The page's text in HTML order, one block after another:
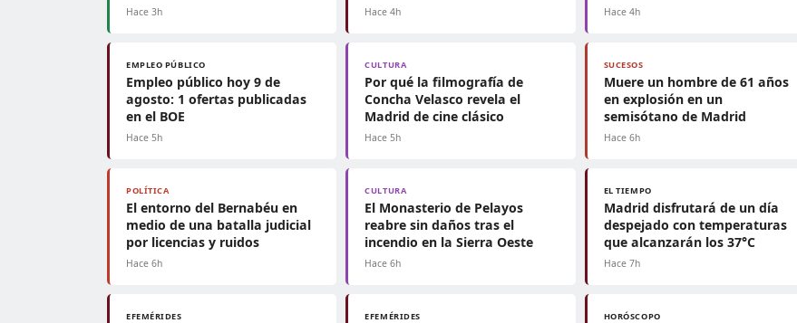
Hace 3h Hace 4h Hace 4h
EMPLEO PÚBLICO
Empleo público hoy 9 de
agosto: 1 ofertas publicadas
en el BOE
Hace 5h
CULTURA
Por qué la filmografía de
Concha Velasco revela el
Madrid de cine clásico
Hace 5h
SUCESOS
Muere un hombre de 61 años
en explosión en un
semisótano de Madrid
Hace 6h
POLÍTICA
El entorno del Bernabéu en
medio de una batalla judicial
por licencias y ruidos
Hace 6h
CULTURA
El Monasterio de Pelayos
reabre sin daños tras el
incendio en la Sierra Oeste
Hace 6h
EL TIEMPO
Madrid disfrutará de un día
despejado con temperaturas
que alcanzarán los 37°C
Hace 7h
EFEMÉRIDES EFEMÉRIDES HORÓSCOPO